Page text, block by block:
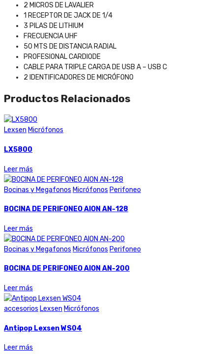
2 MICROS DE LAVALIER
1 RECEPTOR DE JACK DE 1/4
3 PILAS DE LITHIUM
FRECUENCIA UHF
50 MTS DE DISTANCIA RADIAL
PROFESIONAL CARDIODE
CABLE PARA TRIPLE CARGA DE USB A – USB C
2 IDENTIFICADORES DE MICRÓFONO
Productos Relacionados
Lexsen Micrófonos
LX5800
Leer más
Bocinas y Megafonos Micrófonos Perifoneo
BOCINA DE PERIFONEO AION AN-128
Leer más
Bocinas y Megafonos Micrófonos Perifoneo
BOCINA DE PERIFONEO AION AN-200
Leer más
accesorios Lexsen Micrófonos
Antipop Lexsen WS04
Leer más